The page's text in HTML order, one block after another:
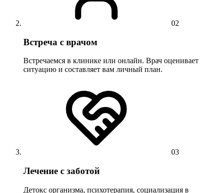
02
Встреча с врачом
Встречаемся в клинике или онлайн. Врач оценивает
ситуацию и составляет вам личный план.
03
Лечение с заботой
Детокс организма, психотерапия, социализация в